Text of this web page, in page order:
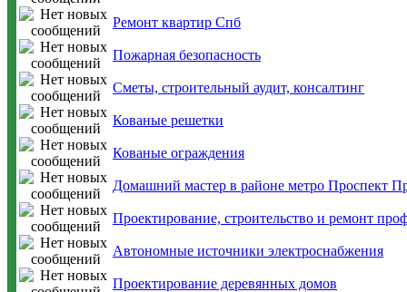
Ремонт квартир Спб
Пожарная безопасность
Сметы, строительный аудит, консалтинг
Кованые решетки
Кованые ограждения
Домашний мастер в районе метро Проспект
Проектирование, строительство и ремонт
Автономные источники электроснабжения
Проектирование деревянных домов